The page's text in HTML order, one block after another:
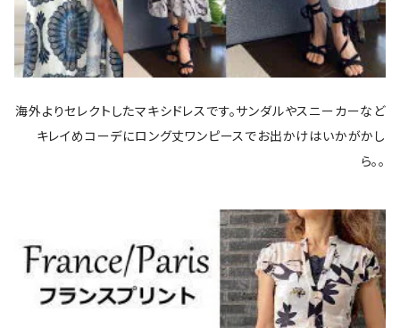
海外よりセレクトしたマキシドレスです。サンダルやスニーカーなど
キレイめコーデにロング丈ワンピースでお出かけはいかがかし
ら。。